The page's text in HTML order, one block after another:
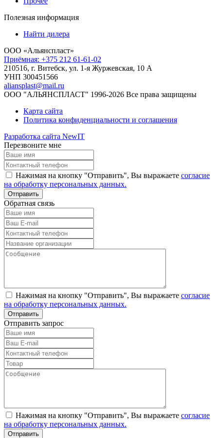
Полезная информация
Найти дилера
ООО «Альянспласт»
Приёмная: +375 212 61-61-02
210516, г. Витебск, ул. 1-я Журжевская, 10 А
УНП 300451566
aliansplast@mail.ru
ООО "АЛЬЯНСПЛАСТ" 1996-2026 Все права защищены
Карта сайта
Политика конфиденциальности и соглашения
Разработка сайта NewIT
Перезвоните мне
Нажимая на кнопку "Отправить", Вы выражаете согласие
на обработку персональных данных.
Обратная связь
Нажимая на кнопку "Отправить", Вы выражаете согласие
на обработку персональных данных.
Отправить запрос
Нажимая на кнопку "Отправить", Вы выражаете согласие
на обработку персональных данных.